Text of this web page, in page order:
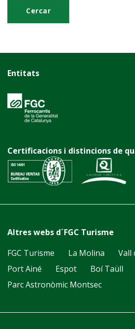
Entitats
Certificacions i distincions de
Altres webs d´FGC Turisme
FGC Turisme
La Molina Vall
Port Ainé
Espot Boí Taüll
Parc Astronòmic Montsec